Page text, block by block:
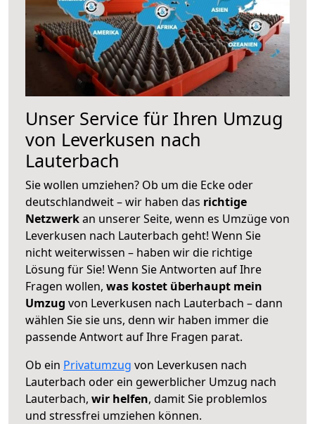
Unser Service für Ihren Umzug
von Leverkusen nach
Lauterbach
Sie wollen umziehen? Ob um die Ecke oder
deutschlandweit – wir haben das richtige
Netzwerkan unserer Seite, wenn es Umzüge von
Leverkusen nach Lauterbach geht! Wenn Sie
nicht weiterwissen – haben wir die richtige
Lösung für Sie! Wenn Sie Antworten auf Ihre
Fragen wollen, was kostet überhaupt mein
Umzug von Leverkusen nach Lauterbach – dann
wählen Sie sie uns, denn wir haben immer die
passende Antwort auf Ihre Fragen parat.
Ob ein Privatumzug von Leverkusen nach
Lauterbach oder ein gewerblicher Umzug nach
Lauterbach, wir helfen, damit Sie problemlos
und stressfrei umziehen können.